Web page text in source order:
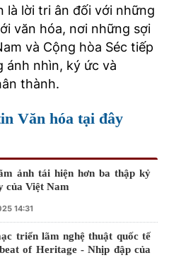
là lời tri ân đối với những
văn hóa, nơi những sợi
và Cộng hòa Séc tiếp
ánh nhìn, ký ức và
thành.
Văn hóa tại đây
ảnh tái hiện hơn ba thập kỷ
của Việt Nam
14:31
triển lãm nghệ thuật quốc tế
of Heritage - Nhịp đập của